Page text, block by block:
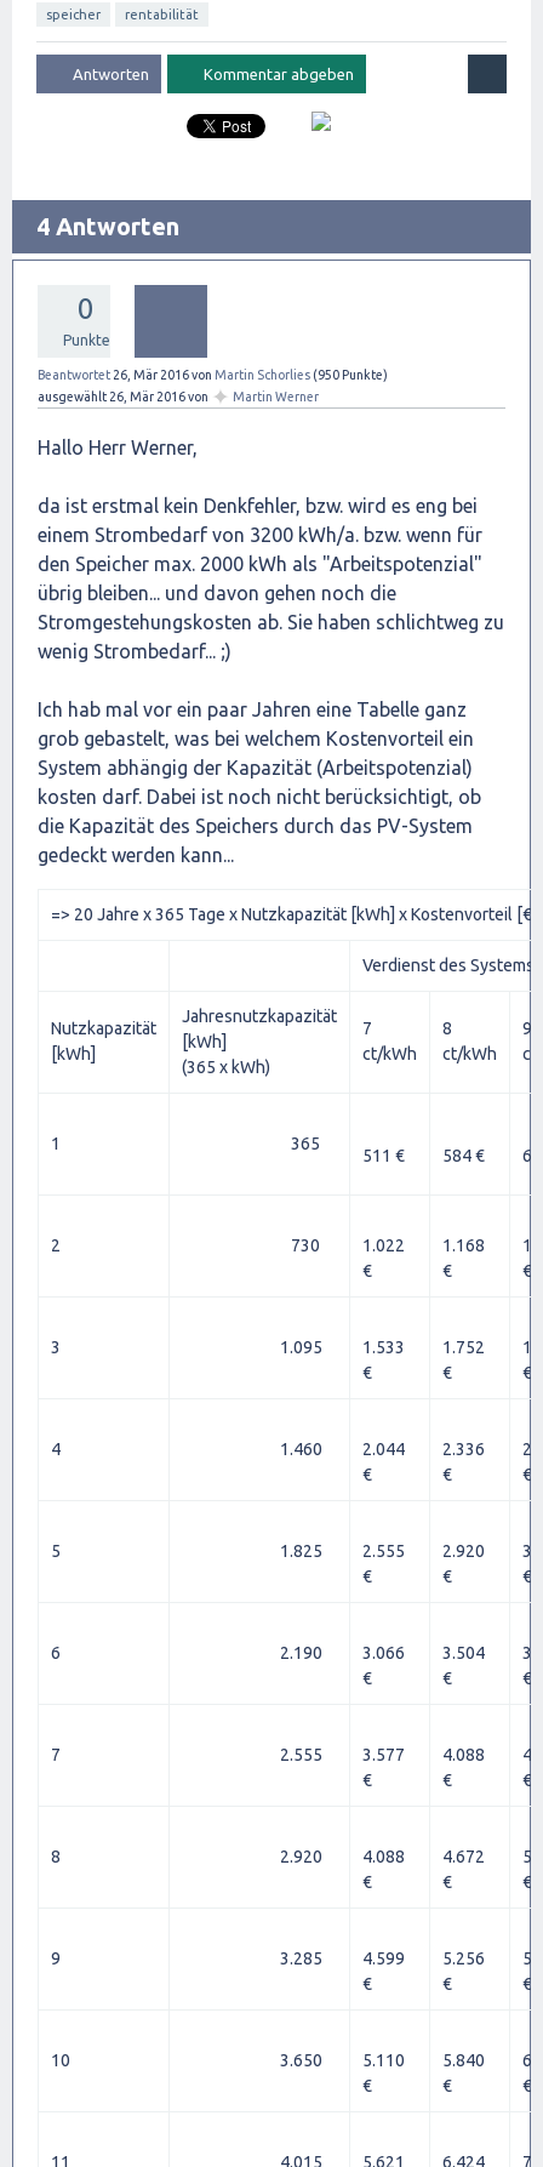
speicher rentabilität
4 Antworten
0
Punkte
Beantwortet 26, Mär 2016von Martin Schorlies (950 Punkte)
ausgewählt 26, Mär 2016von ✦ Martin Werner
Hallo Herr Werner,
da ist erstmal kein Denkfehler, bzw. wird es eng bei
einem Strombedarf von 3200 kWh/a. bzw. wenn für
den Speicher max. 2000 kWh als "Arbeitspotenzial"
übrig bleiben... und davon gehen noch die
Stromgestehungskosten ab. Sie haben schlichtweg zu
wenig Strombedarf... ;)
Ich hab mal vor ein paar Jahren eine Tabelle ganz
grob gebastelt, was bei welchem Kostenvorteil ein
System abhängig der Kapazität (Arbeitspotenzial)
kosten darf. Dabei ist noch nicht berücksichtigt, ob
die Kapazität des Speichers durch das PV-System
gedeckt werden kann...
=> 20 Jahre x 365 Tage x Nutzkapazität [kWh] x Kostenvorteil [€]
Verdienst des Systems
Nutzkapazität
[kWh]
Jahresnutzkapazität
[kWh]
(365 x kWh)
7
ct/kWh
8
ct/kWh
9
1 365
511 € 584 €
2 730
1.022
€
1.168
€
€
3 1.095
1.533
€
1.752
€
€
4 1.460
2.044
€
2.336
€
€
5 1.825
2.555
€
2.920
€
€
6 2.190
3.066
€
3.504
€
€
7 2.555
3.577
€
4.088
€
€
8 2.920
4.088
€
4.672
€
€
9 3.285
4.599
€
5.256
€
€
10 3.650
5.110
€
5.840
€
€
11 4.015 5.621 6.424